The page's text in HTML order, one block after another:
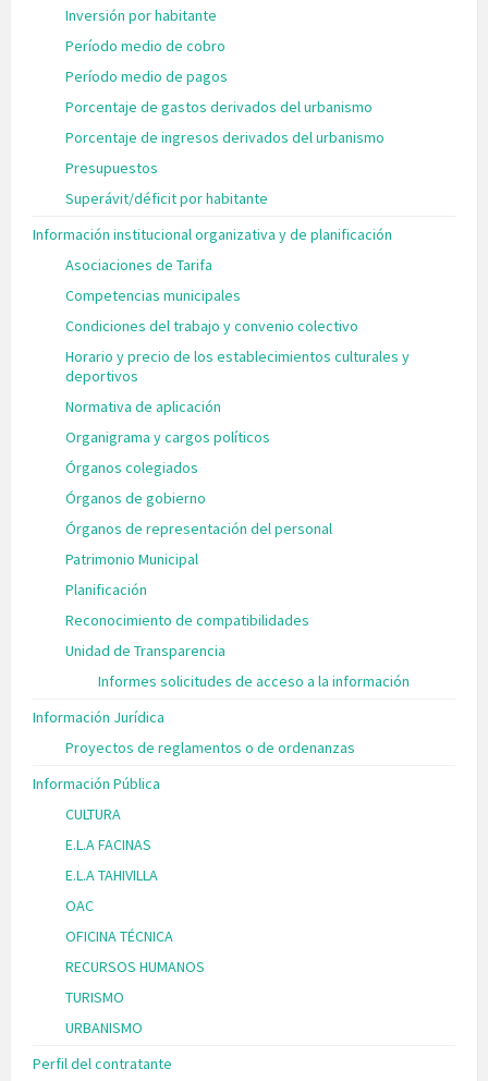
Inversión por habitante
Período medio de cobro
Período medio de pagos
Porcentaje de gastos derivados del urbanismo
Porcentaje de ingresos derivados del urbanismo
Presupuestos
Superávit/déficit por habitante
Información institucional organizativa y de planificación
Asociaciones de Tarifa
Competencias municipales
Condiciones del trabajo y convenio colectivo
Horario y precio de los establecimientos culturales y
deportivos
Normativa de aplicación
Organigrama y cargos políticos
Órganos colegiados
Órganos de gobierno
Órganos de representación del personal
Patrimonio Municipal
Planificación
Reconocimiento de compatibilidades
Unidad de Transparencia
Informes solicitudes de acceso a la información
Información Jurídica
Proyectos de reglamentos o de ordenanzas
Información Pública
CULTURA
E.L.A FACINAS
E.L.A TAHIVILLA
OAC
OFICINA TÉCNICA
RECURSOS HUMANOS
TURISMO
URBANISMO
Perfil del contratante